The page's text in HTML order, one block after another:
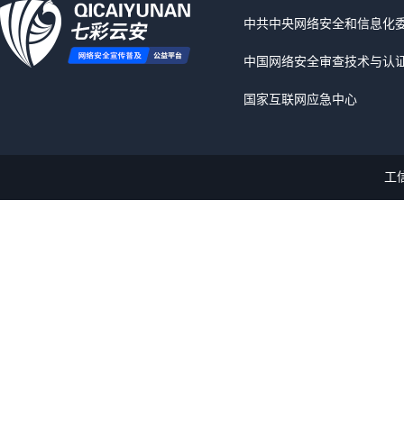
中共中央网络安全和信息化
中国网络安全审查技术与认
国家互联网应急中心
工